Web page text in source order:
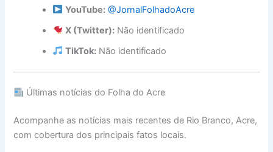
YouTube: @JornalFolhadoAcre
X (Twitter):Não identificado
TikTok:Não identificado
Últimas notícias do Folha do Acre
Acompanhe as notícias mais recentes de Rio Branco, Acre,
com cobertura dos principais fatos locais.